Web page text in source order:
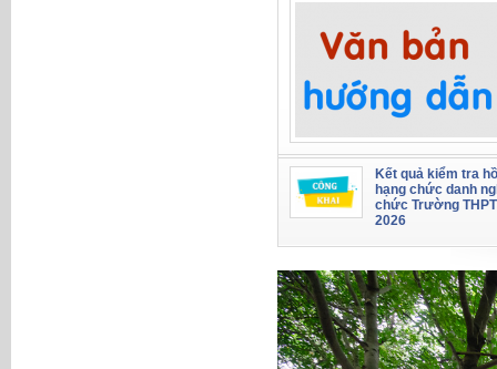
Kết quả kiểm tra
hạng chức danh
chức Trường
2026